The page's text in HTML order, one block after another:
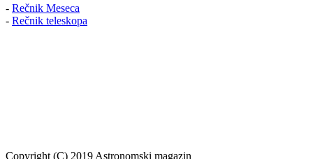
- Rečnik Meseca
- Rečnik teleskopa
Copyright (C) 2019 Astronomski magazin